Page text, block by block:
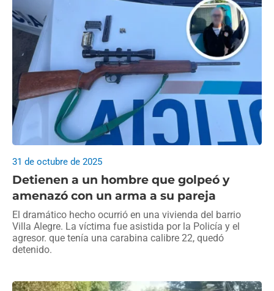
Detienen a un hombre que golpeó y
amenazó con un arma a su pareja
31 de octubre de 2025
El dramático hecho ocurrió en una vivienda del barrio
Villa Alegre. La víctima fue asistida por la Policía y el
agresor. que tenía una carabina calibre 22, quedó
detenido.